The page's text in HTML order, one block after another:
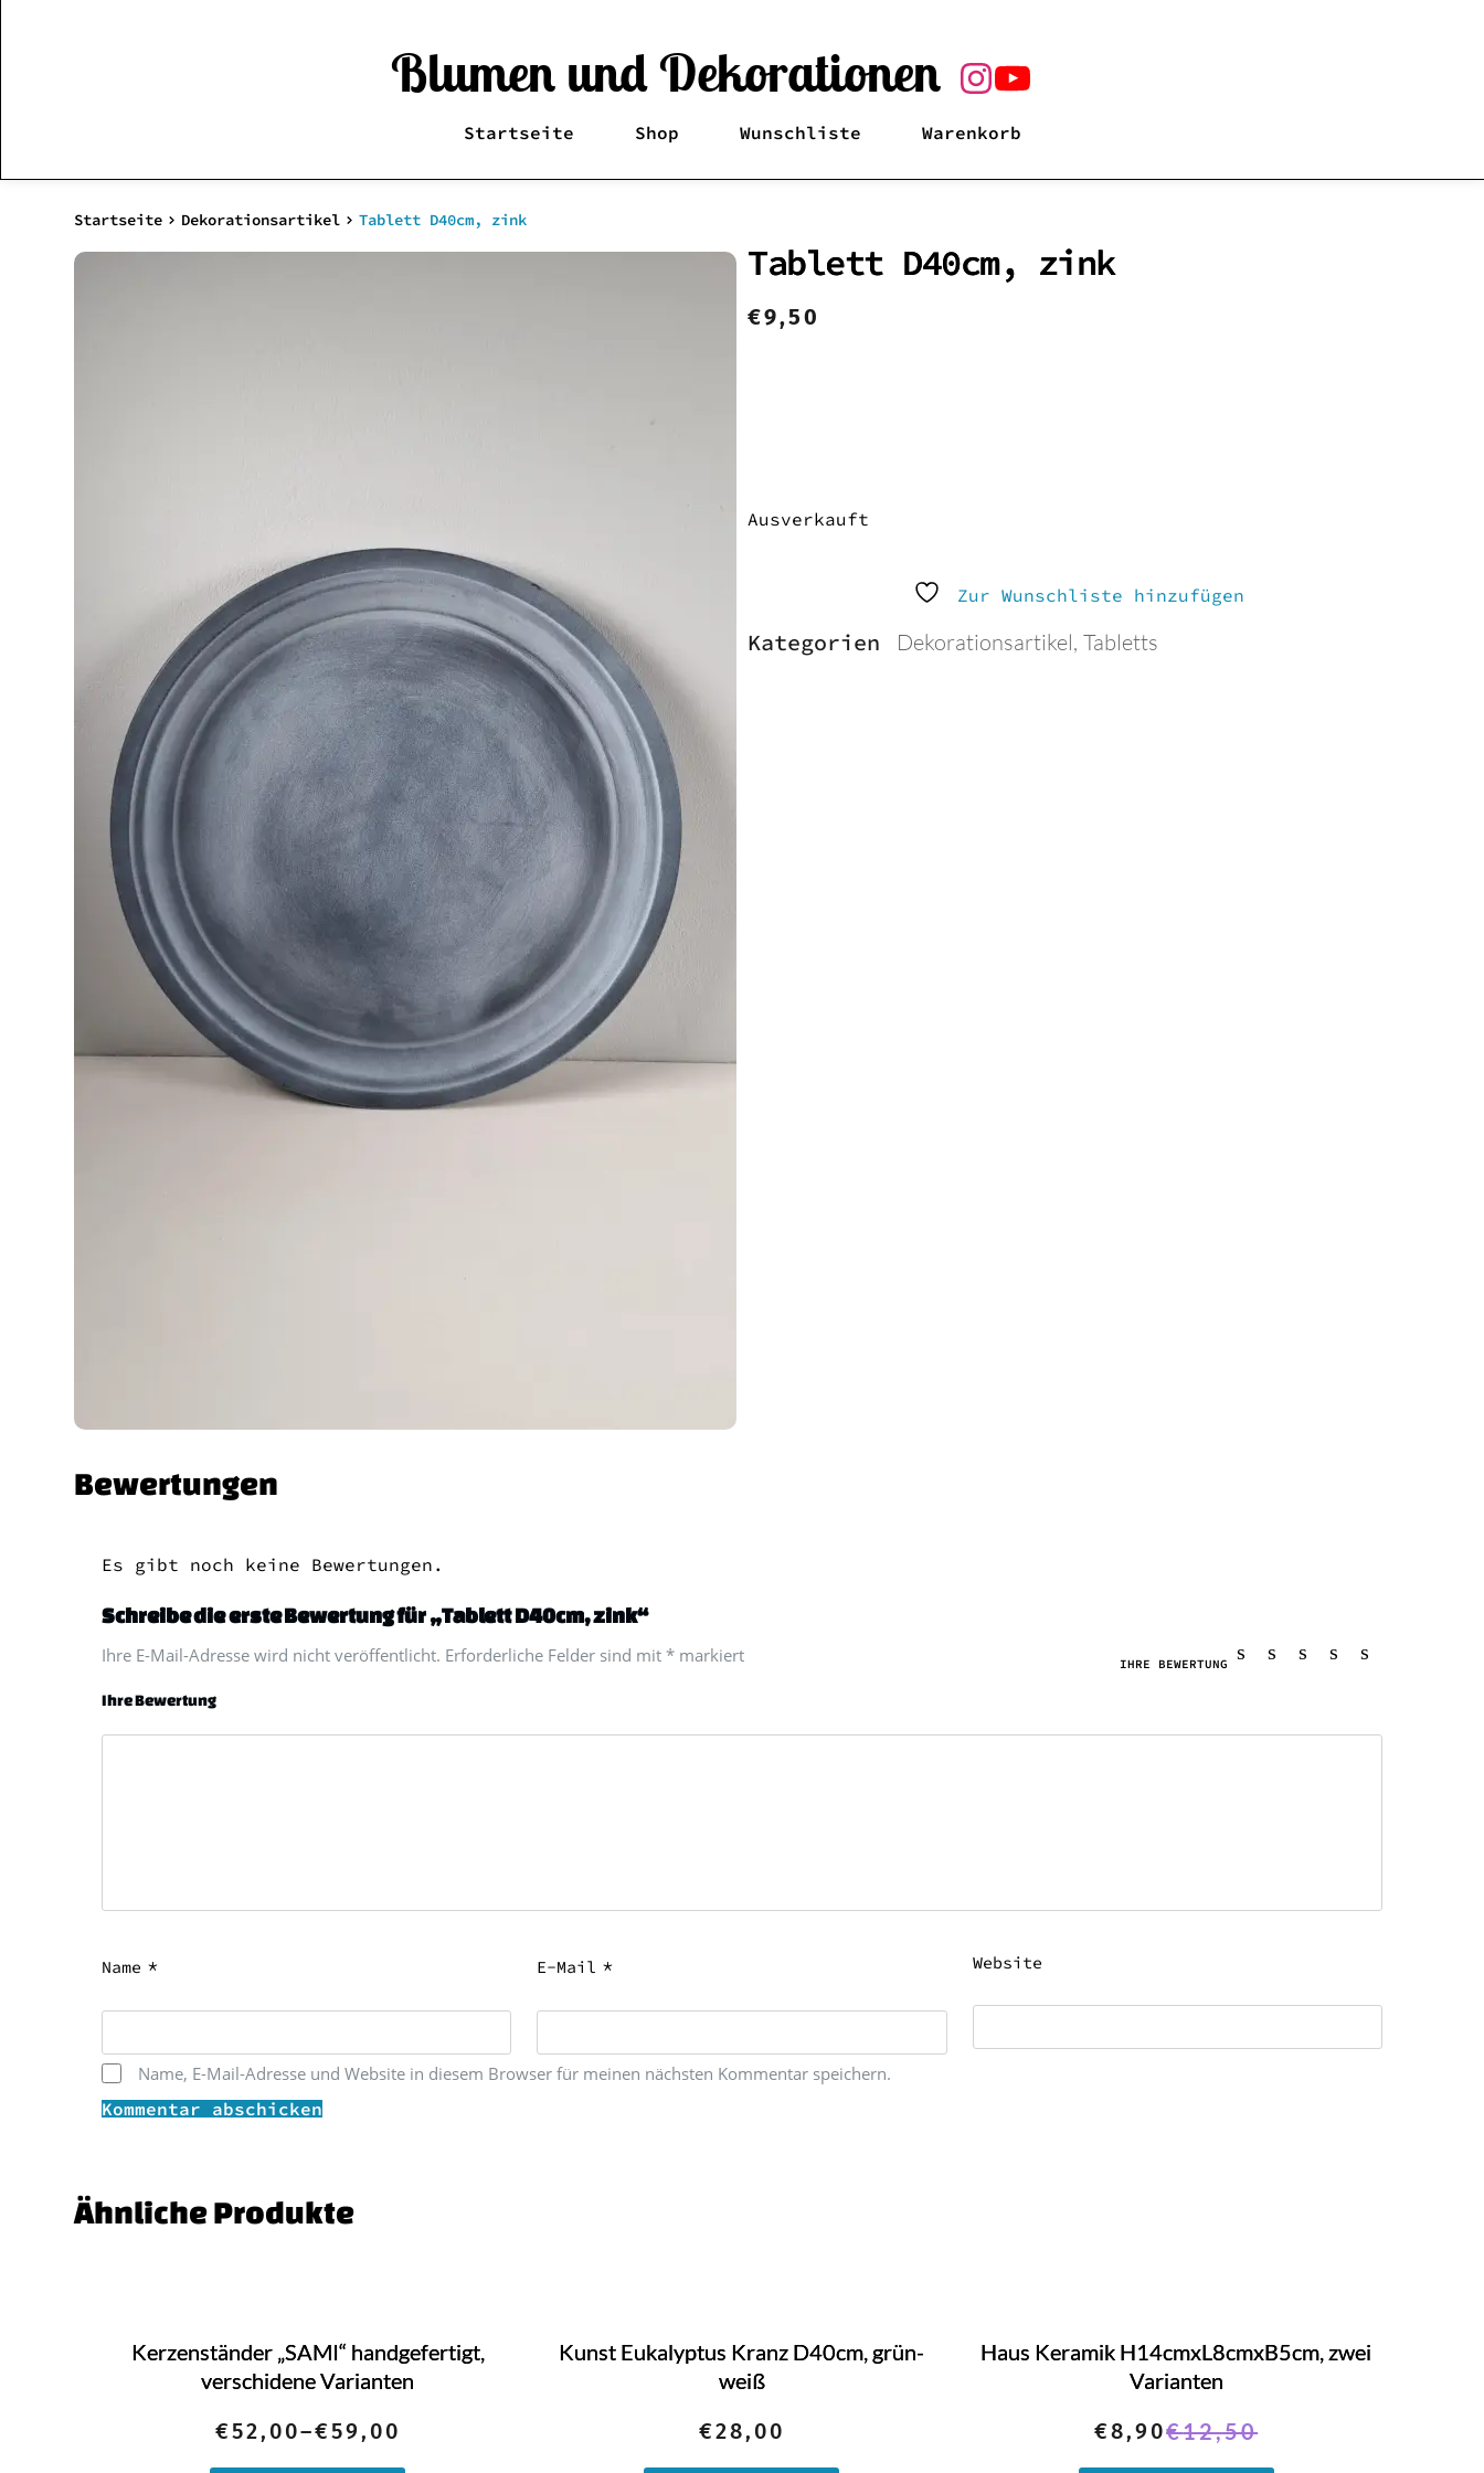
Blumen und Dekorationen
Startseite Shop Wunschliste Warenkorb
Startseite Dekorationsartikel Tablett D40cm, zink
Tablett D40cm, zink
€9,50
Ausverkauft
Zur Wunschliste hinzufügen
Kategorien Dekorationsartikel, Tabletts
Bewertungen
Es gibt noch keine Bewertungen.
Schreibe die erste Bewertung für „Tablett D40cm, zink“
Ihre E-Mail-Adresse wird nicht veröffentlicht. Erforderliche Felder sind mit* markiert IHRE BEWERTUNG
Ihre Bewertung
Name * E-Mail * Website
Name, E-Mail-Adresse und Website in diesem Browser für meinen nächsten Kommentar speichern.
Kommentar abschicken
Ähnliche Produkte
Kerzenständer „SAMI“ handgefertigt,
verschidene Varianten
€52,00–€59,00
Kunst Eukalyptus Kranz D40cm, grün-
weiß
€28,00
Haus Keramik H14cmxL8cmxB5cm, zwei
Varianten
€12,50
Ursprünglicher
€8,90 Aktueller